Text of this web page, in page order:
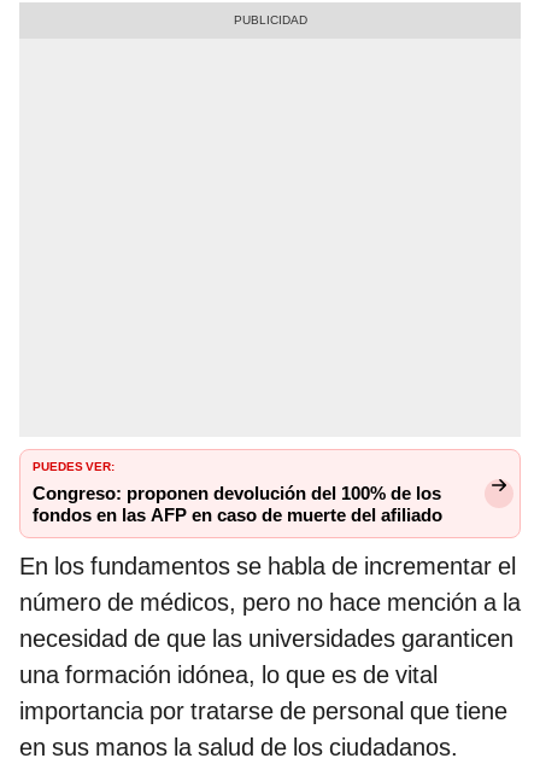
PUEDES VER:
Congreso: proponen devolución del 100% de los
fondos en las AFP en caso de muerte del afiliado
En los fundamentos se habla de incrementar el
número de médicos, pero no hace mención a la
necesidad de que las universidades garanticen
una formación idónea, lo que es de vital
importancia por tratarse de personal que tiene
en sus manos la salud de los ciudadanos.